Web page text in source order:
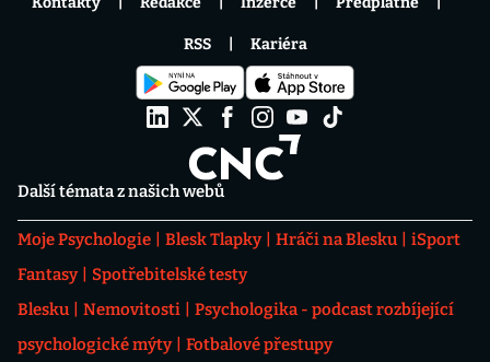
Další témata z našich webů
Moje Psychologie Blesk Tlapky Hráči na Blesku
iSport
Fantasy
Spotřebitelské testy
Blesku
Nemovitosti
Psychologika - podcast rozbíjející
psychologické mýty
Fotbalové přestupy
RSS Kariéra